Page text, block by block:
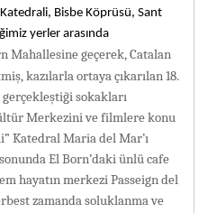
Bisbe Köprüsü, Sant
yerler arasında
Mahallesine geçerek, Catalan
kazılarla ortaya çıkarılan 18.
gerçekleştiği sokakları
Merkezini ve filmlere konu
Katedral Maria del Mar’ı
El Born’daki ünlü cafe
hayatın merkezi Passeign del
zamanda soluklanma ve